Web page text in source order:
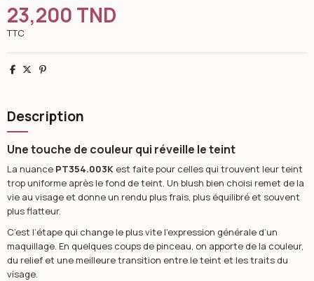
23,200 TND
TTC
Partager
TweetPinterest
Description
Une touche de couleur qui réveille le teint
La nuance PT354.003K est faite pour celles qui trouvent leur teint
trop uniforme après le fond de teint. Un blush bien choisi remet de la
vie au visage et donne un rendu plus frais, plus équilibré et souvent
plus flatteur.
C’est l’étape qui change le plus vite l’expression générale d’un
maquillage. En quelques coups de pinceau, on apporte de la couleur,
du relief et une meilleure transition entre le teint et les traits du
visage.